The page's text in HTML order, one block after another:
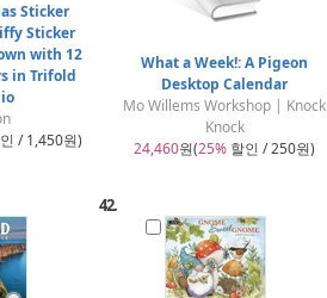
Sticker
Sticker
with 12
in Trifold
/ 1,450원)
What a Week!: A Pigeon
Desktop Calendar
Mo Willems Workshop | Knock
Knock
24,460원(25% 할인 / 250원)
42.